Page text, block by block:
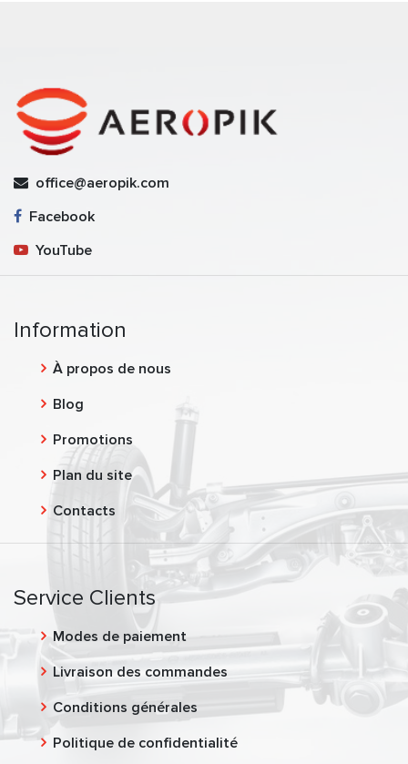
office@aeropik.com
Facebook
YouTube
Information
À propos de nous
Blog
Promotions
Plan du site
Contacts
Service Clients
Modes de paiement
Livraison des commandes
Conditions générales
Politique de confidentialité